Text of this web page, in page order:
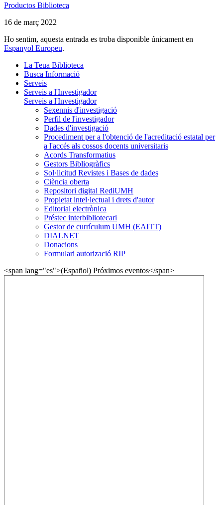
Productos Biblioteca
16 de març 2022
Ho sentim, aquesta entrada es troba disponible únicament en
Espanyol Europeu.
La Teua Biblioteca
Busca Informació
Serveis
Serveis a l'Investigador
Serveis a l'Investigador
Sexennis d'investigació
Perfil de l'investigador
Dades d'investigació
Procediment per a l'obtenció de l'acreditació estatal per
a l'accés als cossos docents universitaris
Acords Transformatius
Gestors Bibliogràfics
Sol·licitud Revistes i Bases de dades
Ciència oberta
Repositori digital RediUMH
Propietat intel·lectual i drets d'autor
Editorial electrònica
Préstec interbibliotecari
Gestor de currículum UMH (EAITT)
DIALNET
Donacions
Formulari autorizació RIP
<span lang="es">(Español) Próximos eventos</span>